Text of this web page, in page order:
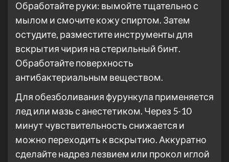
Обработайте руки: вымойте тщательно с
мылом и смочите кожу спиртом. Затем
остудите, разместите инструменты для
вскрытия чирия на стерильный бинт.
Обработайте поверхность
антибактериальным веществом.
Для обезболивания фурункула применяется
лед или мазь с анестетиком. Через 5-10
минут чувствительность снижается и
можно переходить к вскрытию. Аккуратно
сделайте надрез лезвием или прокол иглой